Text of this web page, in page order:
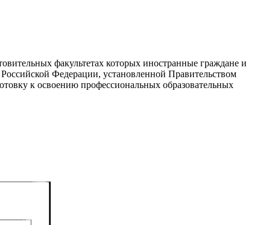
факультетах которых иностранные граждане и
Федерации, установленной Правительством
к освоению профессиональных образовательных